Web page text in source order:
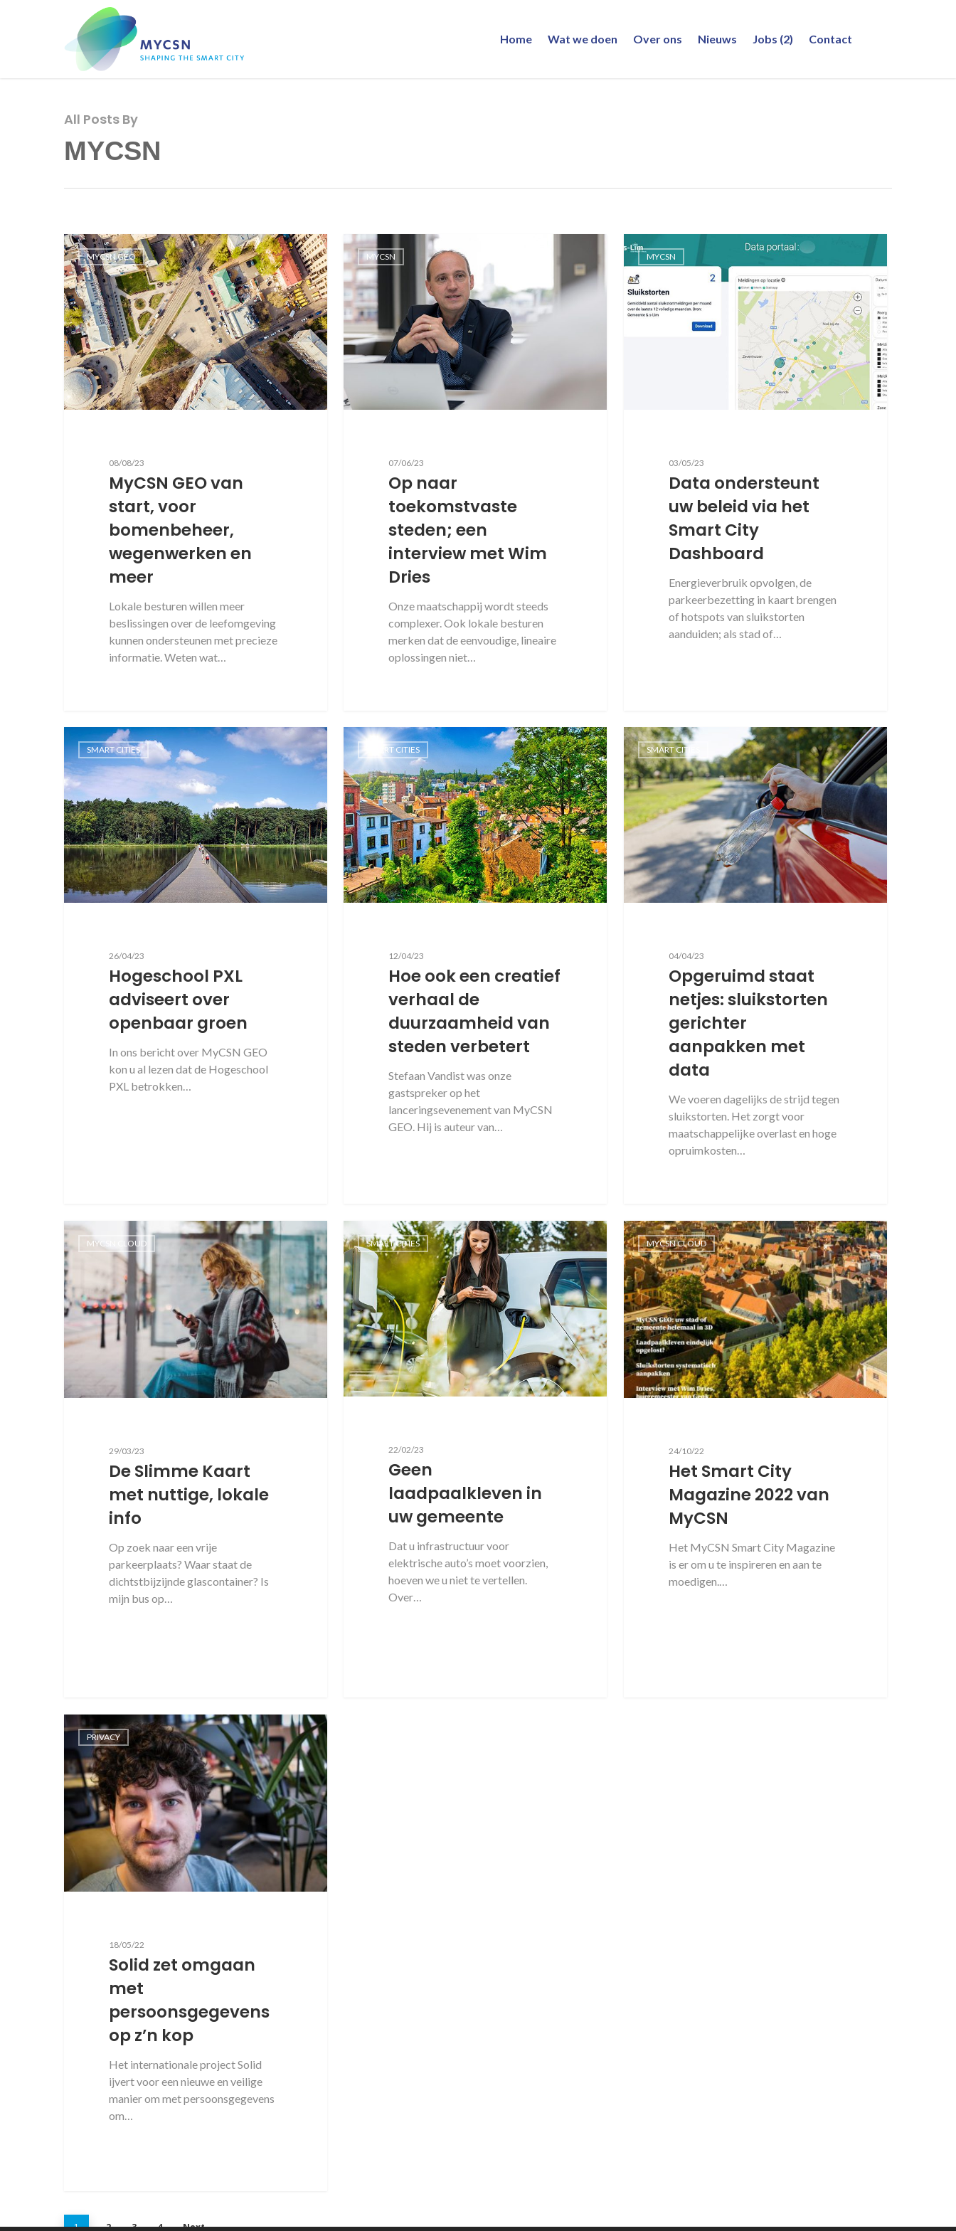
Home Wat we doen Over ons Nieuws Jobs (2) Contact
All Posts By
MYCSN
MYCSN GEO
08/08/23
MyCSN GEO van
start, voor
bomenbeheer,
wegenwerken en
meer
Lokale besturen willen meer
beslissingen over de leefomgeving
kunnen ondersteunen met precieze
informatie. Weten wat…
MYCSN
07/06/23
Op naar
toekomstvaste
steden; een
interview met Wim
Dries
Onze maatschappij wordt steeds
complexer. Ook lokale besturen
merken dat de eenvoudige, lineaire
oplossingen niet…
MYCSN
03/05/23
Data ondersteunt
uw beleid via het
Smart City
Dashboard
Energieverbruik opvolgen, de
parkeerbezetting in kaart brengen
of hotspots van sluikstorten
aanduiden; als stad of…
SMART CITIES
26/04/23
Hogeschool PXL
adviseert over
openbaar groen
In ons bericht over MyCSN GEO
kon u al lezen dat de Hogeschool
PXL betrokken…
SMART CITIES
12/04/23
Hoe ook een creatief
verhaal de
duurzaamheid van
steden verbetert
Stefaan Vandist was onze
gastspreker op het
lanceringsevenement van MyCSN
GEO. Hij is auteur van…
SMART CITIES
04/04/23
Opgeruimd staat
netjes: sluikstorten
gerichter
aanpakken met
data
We voeren dagelijks de strijd tegen
sluikstorten. Het zorgt voor
maatschappelijke overlast en hoge
opruimkosten…
MYCSN CLOUD
29/03/23
De Slimme Kaart
met nuttige, lokale
info
Op zoek naar een vrije
parkeerplaats? Waar staat de
dichtstbijzijnde glascontainer? Is
mijn bus op…
SMART CITIES
22/02/23
Geen
laadpaalkleven in
uw gemeente
Dat u infrastructuur voor
elektrische auto’s moet voorzien,
hoeven we u niet te vertellen.
Over…
MYCSN CLOUD
24/10/22
Het Smart City
Magazine 2022 van
MyCSN
Het MyCSN Smart City Magazine
is er om u te inspireren en aan te
moedigen.…
PRIVACY
18/05/22
Solid zet omgaan
met
persoonsgegevens
op z’n kop
Het internationale project Solid
ijvert voor een nieuwe en veilige
manier om met persoonsgegevens
om…
1 2 3 4 Next